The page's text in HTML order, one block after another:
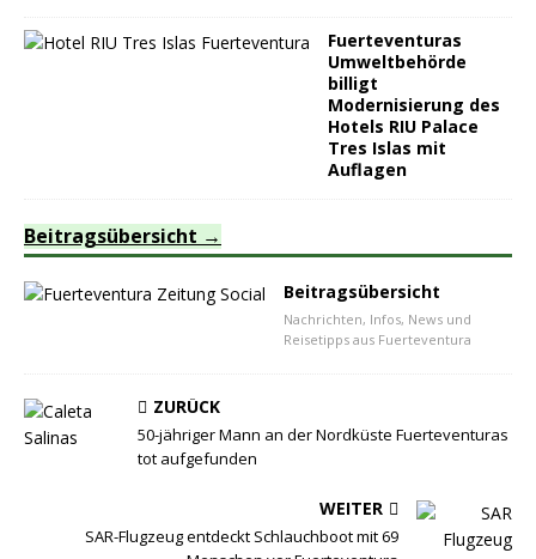
Fuerteventuras
Umweltbehörde
billigt
Modernisierung des
Hotels RIU Palace
Tres Islas mit
Auflagen
Beitragsübersicht
Beitragsübersicht
Nachrichten, Infos, News und
Reisetipps aus Fuerteventura
ZURÜCK
50-jähriger Mann an der Nordküste Fuerteventuras
tot aufgefunden
WEITER
SAR-Flugzeug entdeckt Schlauchboot mit 69